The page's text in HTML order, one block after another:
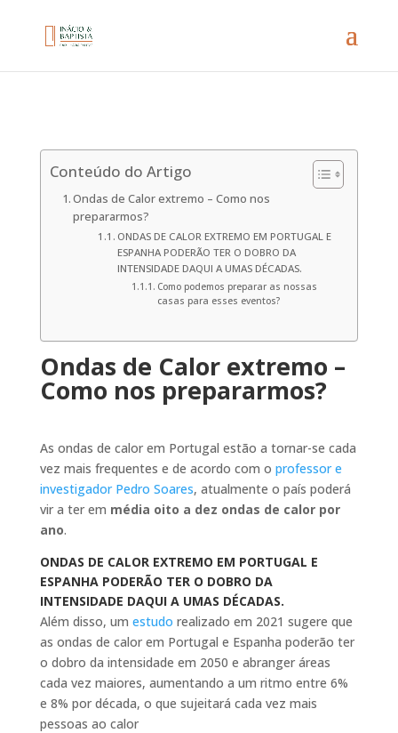
Conteúdo do Artigo
Ondas de Calor extremo – Como nos
prepararmos?
ONDAS DE CALOR EXTREMO EM PORTUGAL E
ESPANHA PODERÃO TER O DOBRO DA
INTENSIDADE DAQUI A UMAS DÉCADAS.
Como podemos preparar as nossas
casas para esses eventos?
Ondas de Calor extremo –
Como nos prepararmos?
As ondas de calor em Portugal estão a tornar-se cada
vez mais frequentes e de acordo com o professor e
investigador Pedro Soares, atualmente o país poderá
vir a ter em média oito a dez ondas de calor por
ano.
ONDAS DE CALOR EXTREMO EM PORTUGAL E
ESPANHA PODERÃO TER O DOBRO DA
INTENSIDADE DAQUI A UMAS DÉCADAS.
Além disso, um estudo realizado em 2021 sugere que
as ondas de calor em Portugal e Espanha poderão ter
o dobro da intensidade em 2050 e abranger áreas
cada vez maiores, aumentando a um ritmo entre 6%
e 8% por década, o que sujeitará cada vez mais
pessoas ao calor